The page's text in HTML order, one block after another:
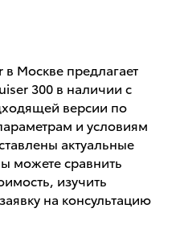
Москве предлагает
300 в наличии с
версии по
и условиям
актуальные
можете сравнить
изучить
на консультацию